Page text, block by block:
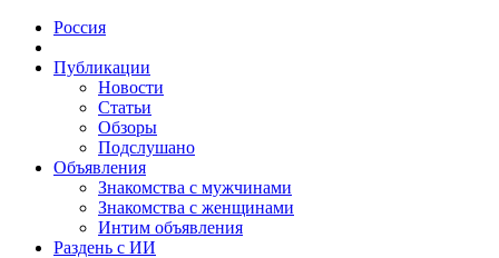
Россия
Публикации
Новости
Статьи
Обзоры
Подслушано
Объявления
Знакомства с мужчинами
Знакомства с женщинами
Интим объявления
Раздень с ИИ